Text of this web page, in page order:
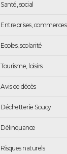
Santé, social
Entreprises, commerces
Ecoles, scolarité
Tourisme, loisirs
Avis de décès
Déchetterie Soucy
Délinquance
Risques naturels